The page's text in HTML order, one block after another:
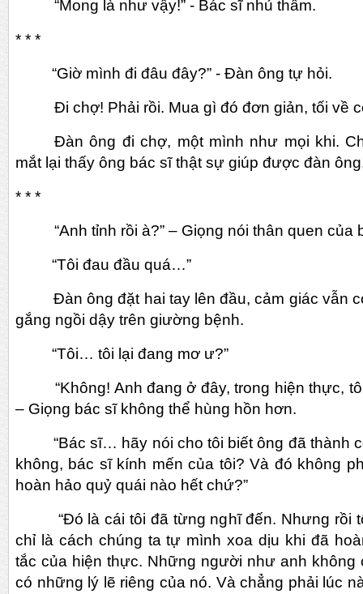
“Mong là như vậy!” - Bác sĩ nhủ thầm.
* * *
“Giờ mình đi đâu đây?” - Đàn ông tự hỏi.
Đi chợ! Phải rồi. Mua gì đó đơn giản, tối về
Đàn ông đi chợ, một mình như mọi khi.
mắt lại thấy ông bác sĩ thật sự giúp được đàn
* * *
“Anh tỉnh rồi à?” – Giọng nói thân quen của
“Tôi đau đầu quá…”
Đàn ông đặt hai tay lên đầu, cảm giác vẫn
gắng ngồi dậy trên giường bệnh.
“Tôi… tôi lại đang mơ ư?”
“Không! Anh đang ở đây, trong hiện thực, tôi
– Giọng bác sĩ không thể hùng hồn hơn.
“Bác sĩ… hãy nói cho tôi biết ông đã thành
không, bác sĩ kính mến của tôi? Và đó không
hoàn hảo quỷ quái nào hết chứ?”
“Đó là cái tôi đã từng nghĩ đến. Nhưng rồi
chỉ là cách chúng ta tự mình xoa dịu khi đã
tắc của hiện thực. Những người như anh không
có những lý lẽ riêng của nó. Và chẳng phải lúc